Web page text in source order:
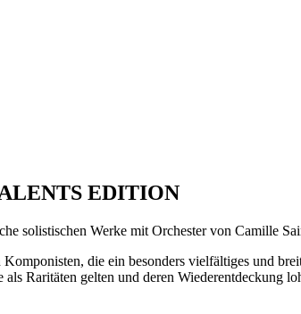
EDITION
solistischen Werke mit Orchester von Camille
die ein besonders vielfältiges und
Raritäten gelten und deren Wiederentdeckung